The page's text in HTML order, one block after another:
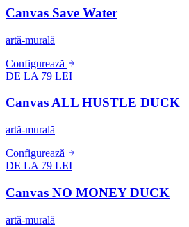
Canvas Save Water
artă-murală
Configurează
DE LA 79 LEI
Canvas ALL HUSTLE DUCK
artă-murală
Configurează
DE LA 79 LEI
Canvas NO MONEY DUCK
artă-murală